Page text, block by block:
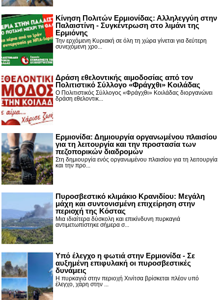
Κίνηση Πολιτών Ερμιονίδας: Αλληλεγγύη στην
Παλαιστίνη - Συγκέντρωση στο λιμάνι της
Ερμιόνης
Την ερχόμενη Κυριακή σε όλη τη χώρα γίνεται για δεύτερη
συνεχόμενη χρο...
Δράση εθελοντικής αιμοδοσίας από τον
Πολιτιστικό Σύλλογο «Φράγχθι» Κοιλάδας
Ο Πολιτιστικός Σύλλογος «Φράγχθι» Κοιλάδας διοργανώνει
δράση εθελοντικ...
Ερμιονίδα: Δημιουργία οργανωμένου πλαισίου
για τη λειτουργία και την προστασία των
πεζοπορικών διαδρομών
Στη δημιουργία ενός οργανωμένου πλαισίου για τη λειτουργία
και την προ...
Πυροσβεστικό κλιμάκιο Κρανιδίου: Μεγάλη
μάχη και συντονισμένη επιχείρηση στην
περιοχή της Κόστας
Μια ιδιαίτερα δύσκολη και επικίνδυνη πυρκαγιά
αντιμετωπίστηκε σήμερα σ...
Υπό έλεγχο η φωτιά στην Ερμιονίδα - Σε
αυξημένη επιφυλακή οι πυροσβεστικές
δυνάμεις
Η πυρκαγιά στην περιοχή Χινίτσα βρίσκεται πλέον υπό
έλεγχο, χάρη στην ...